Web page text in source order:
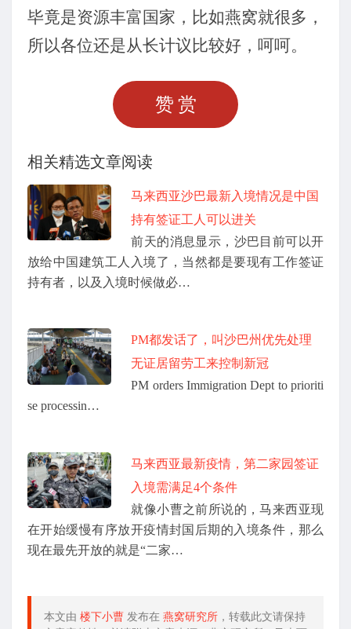
毕竟是资源丰富国家，比如燕窝就很多，
所以各位还是从长计议比较好，呵呵。
赞赏
相关精选文章阅读
马来西亚沙巴最新入境情况是中国
持有签证工人可以进关
前天的消息显示，沙巴目前可以开
放给中国建筑工人入境了，当然都是要现有工作签证
持有者，以及入境时候做必…
PM都发话了，叫沙巴州优先处理
无证居留劳工来控制新冠
PM orders Immigration Dept to prioriti
se processin…
马来西亚最新疫情，第二家园签证
入境需满足4个条件
就像小曹之前所说的，马来西亚现
在开始缓慢有序放开疫情封国后期的入境条件，那么
现在最先开放的就是“二家…
本文由 楼下小曹 发布在 燕窝研究所 ，转载此文请保持